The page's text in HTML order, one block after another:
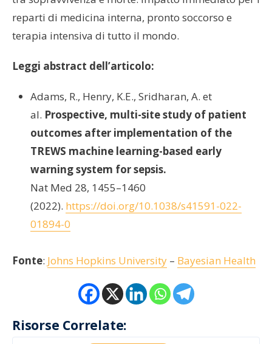
reparti di medicina interna, pronto soccorso e
terapia intensiva di tutto il mondo.
Leggi abstract dell’articolo:
Adams, R., Henry, K.E., Sridharan, A. et
al. Prospective, multi-site study of patient
outcomes after implementation of the
TREWS machine learning-based early
warning system for sepsis.
Nat Med 28, 1455–1460
(2022). https://doi.org/10.1038/s41591-022-
01894-0
Fonte: Johns Hopkins University – Bayesian Health
Risorse Correlate: